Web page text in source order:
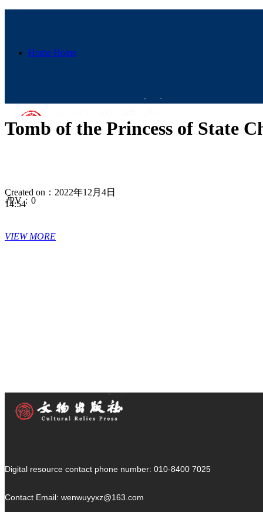
Home Home
Ancient Tombs
Let's China Let's China
Tomb of the Princess of State
Created on： 2022年12月4日
14:54
ꄘPV： 0
VIEW MORE
Digital resource contact phone number: 010-8400 7025
Contact Email: wenwuyyxz@163.com